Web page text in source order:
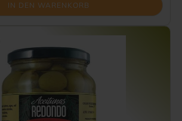
IN DEN WARENKORB